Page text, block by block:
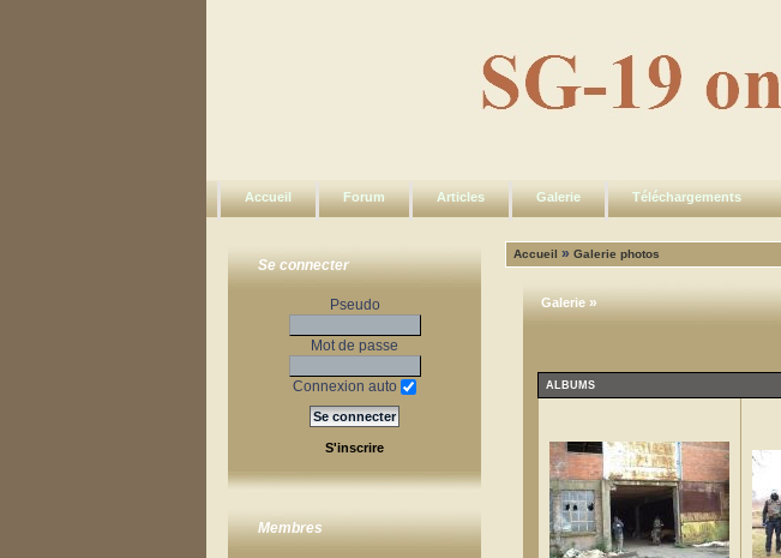
Accueil Forum Articles Galerie Téléchargements
Se connecter
Pseudo
Mot de passe
Connexion auto
S'inscrire
Membres
Accueil »Galerie photos
Galerie»
ALBUMS